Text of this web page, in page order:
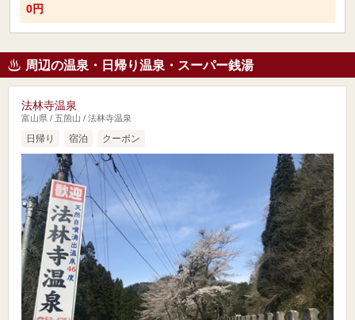
0円
周辺の温泉・日帰り温泉・スーパー銭湯
法林寺温泉
富山県 / 五箇山 / 法林寺温泉
日帰り 宿泊 クーポン